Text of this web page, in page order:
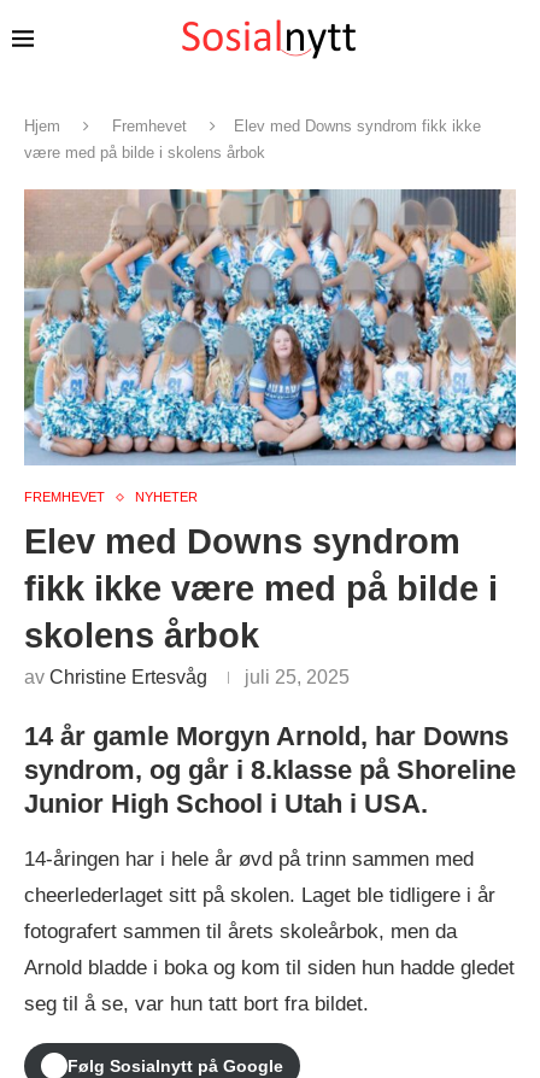
Hjem Fremhevet
Elev med Downs syndrom fikk ikke
være med på bilde i skolens årbok
FREMHEVET NYHETER
Elev med Downs syndrom
fikk ikke være med på bilde i
skolens årbok
av Christine Ertesvåg juli 25, 2025
14 år gamle Morgyn Arnold, har Downs
syndrom, og går i 8.klasse på Shoreline
Junior High School i Utah i USA.
14-åringen har i hele år øvd på trinn sammen med
cheerlederlaget sitt på skolen. Laget ble tidligere i år
fotografert sammen til årets skoleårbok, men da
Arnold bladde i boka og kom til siden hun hadde gledet
seg til å se, var hun tatt bort fra bildet.
Følg Sosialnytt på Google